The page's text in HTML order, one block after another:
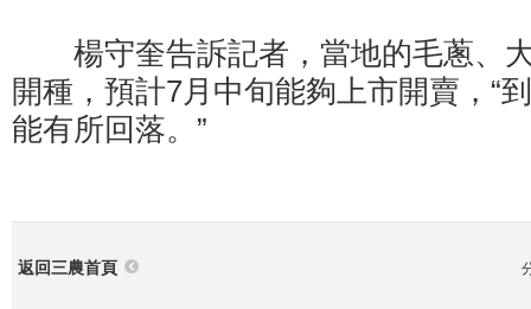
楊守奎告訴記者，當地的毛蔥、
開種，預計7月中旬能夠上市開賣，“
能有所回落。”
返回三農首頁